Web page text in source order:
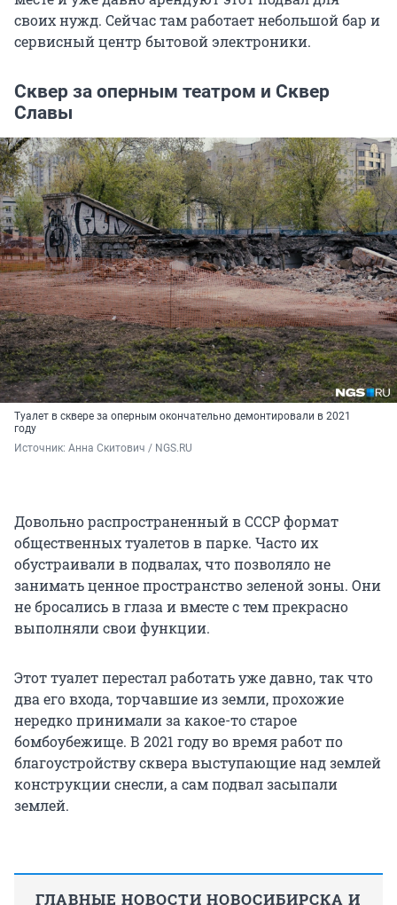
своих нужд. Сейчас там работает небольшой бар и
сервисный центр бытовой электроники.
Сквер за оперным театром и Сквер
Славы
Туалет в сквере за оперным окончательно демонтировали в 2021
году
Источник: Анна Скитович / NGS.RU
Довольно распространенный в СССР формат
общественных туалетов в парке. Часто их
обустраивали в подвалах, что позволяло не
занимать ценное пространство зеленой зоны. Они
не бросались в глаза и вместе с тем прекрасно
выполняли свои функции.
Этот туалет перестал работать уже давно, так что
два его входа, торчавшие из земли, прохожие
нередко принимали за какое-то старое
бомбоубежище. В 2021 году во время работ по
благоустройству сквера выступающие над землей
конструкции снесли, а сам подвал засыпали
землей.
ГЛАВНЫЕ НОВОСТИ НОВОСИБИРСКА И